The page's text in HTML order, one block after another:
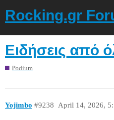
Rocking.gr
Ειδήσεις από
Podium
Yojimbo April 14, 2026,
#9238